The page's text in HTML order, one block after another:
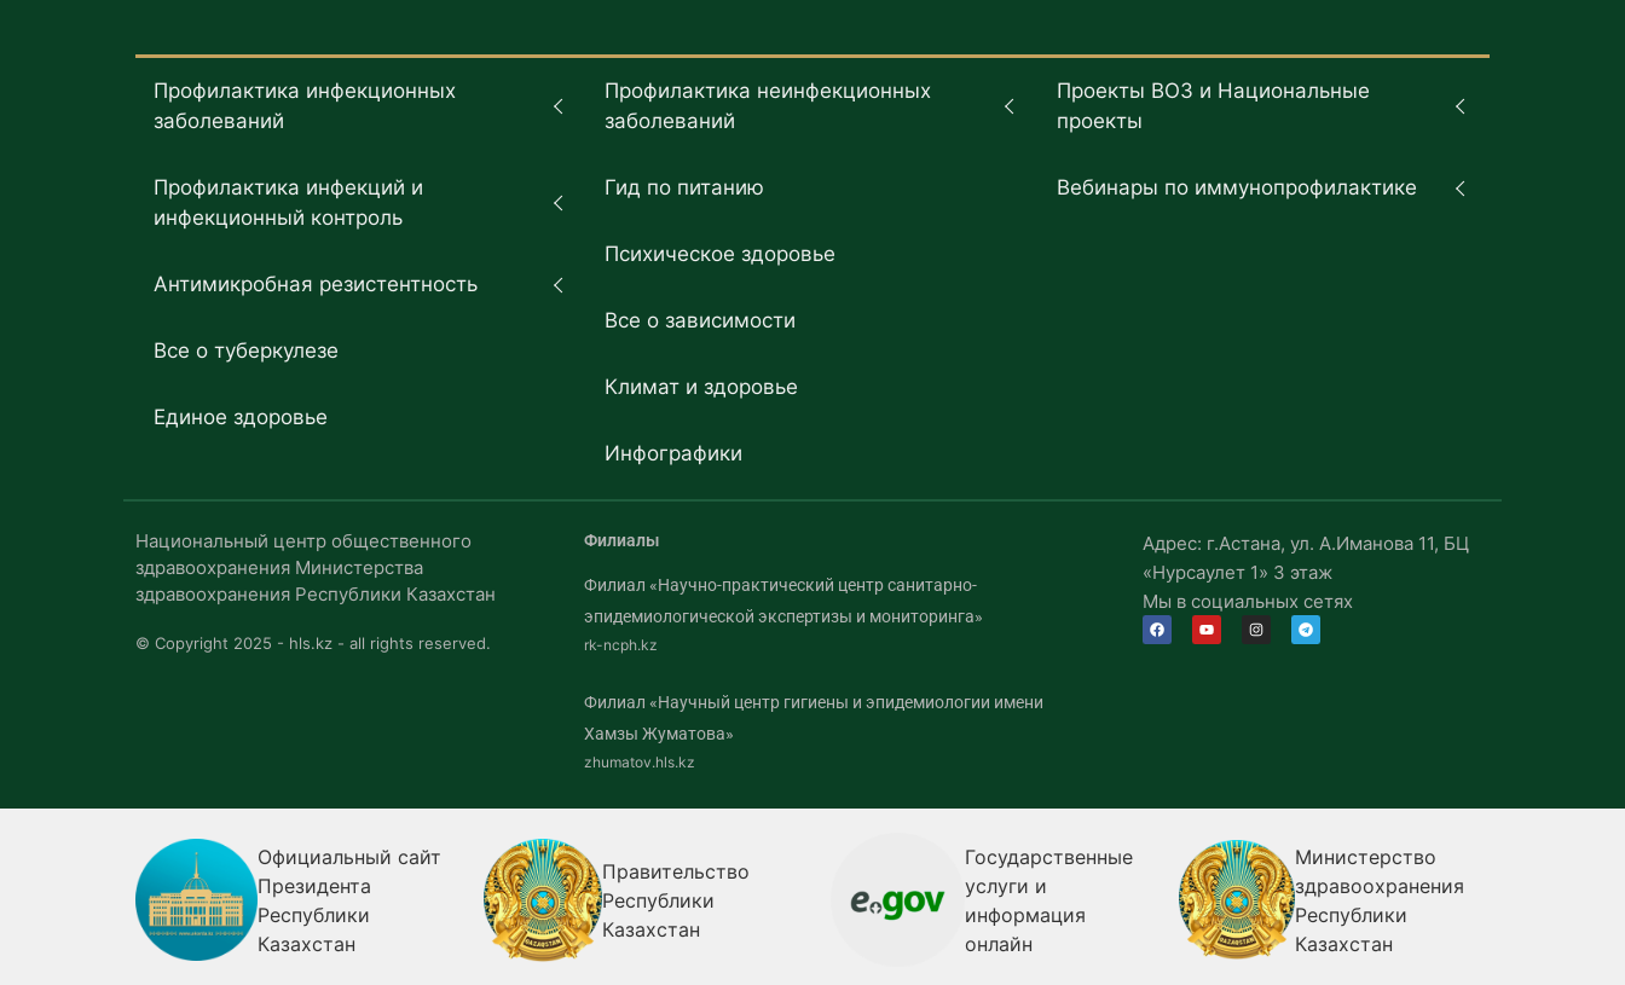
Профилактика инфекционных
заболеваний
Профилактика инфекций и
инфекционный контроль
Антимикробная резистентность
Все о туберкулезе
Единое здоровье
Профилактика неинфекционных
заболеваний
Гид по питанию
Психическое здоровье
Все о зависимости
Климат и здоровье
Инфографики
Проекты ВОЗ и Национальные
проекты
Вебинары по иммунопрофилактике
Национальный центр общественного
здравоохранения Министерства
здравоохранения Республики Казахстан
© Copyright 2025 - hls.kz - all rights reserved.
Филиалы
Филиал «Научно-практический центр санитарно-
эпидемиологической экспертизы и мониторинга»
rk-ncph.kz
Филиал «Научный центр гигиены и эпидемиологии имени
Хамзы Жуматова»
zhumatov.hls.kz
Адрес: г.Астана, ул. А.Иманова 11, БЦ
«Нурсаулет 1» 3 этаж
Мы в социальных сетях
Официальный сайт
Президента
Республики
Казахстан
Правительство
Республики
Казахстан
Государственные
услуги и
информация
онлайн
Министерство
здравоохранения
Республики
Казахстан